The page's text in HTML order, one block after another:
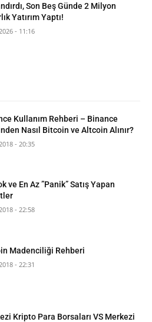
Son Beş Günde 2 Milyon
Yatırım Yaptı!
- 11:16
Kullanım Rehberi – Binance
Nasıl Bitcoin ve Altcoin Alınır?
- 20:35
ve En Az ”Panik” Satış Yapan
- 22:58
Madenciliği Rehberi
- 22:31
Kripto Para Borsaları VS Merkezi